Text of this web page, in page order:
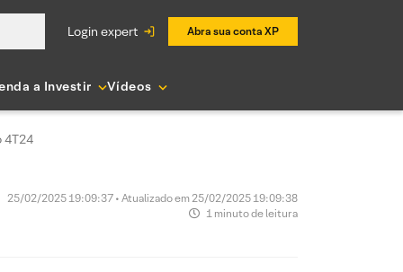
login expert Abra sua conta XP
a Investir Vídeos
4T24
25/02/2025 19:09:37 • Atualizado em 25/02/2025 19:09:38
1 minuto de leitura